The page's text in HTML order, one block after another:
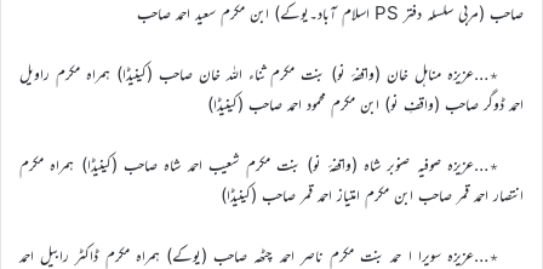
صاحب (مربی سلسلہ دفتر PS اسلام آباد۔یوکے) ابن مکرم سعید احمد صاحب
٭…عزیزہ مناہل خان (واقفۂ نو) بنت مکرم ثناء اللہ خان صاحب (کینیڈا) ہمراہ مکرم راویل
احمد ڈوگر صاحب (واقفِ نو) ابن مکرم محمود احمد صاحب (کینیڈا)
٭…عزیزہ صوفیہ صنوبر شاہ (واقفۂ نو) بنت مکرم شعیب احمد شاہ صاحب (کینیڈا) ہمراہ مکرم
انتصار احمد قمر صاحب ابن مکرم امتیاز احمد قمر صاحب (کینیڈا)
٭…عزیزہ سویرا ا حمد بنت مکرم ناصر احمد چٹھہ صاحب (یوکے) ہمراہ مکرم ڈاکٹر رابیل احمد